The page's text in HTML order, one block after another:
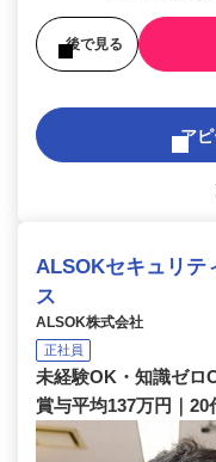
後で見る
ア
ALSOKセキュリテ
ス
ALSOK株式会社
正社員
未経験OK・知識ゼロ
賞与平均137万円｜20